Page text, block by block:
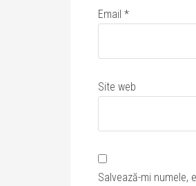
Email *
Site web
Salvează-mi numele,